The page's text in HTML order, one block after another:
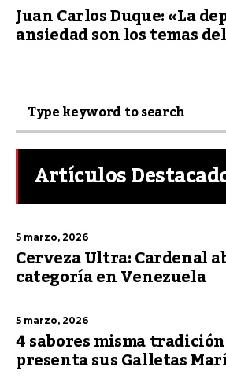
Juan Carlos Duque: «La
ansiedad son los temas
Artículos
5 marzo, 2026
Cerveza Ultra: Cardenal
categoría en Venezuela
5 marzo, 2026
4 sabores misma
presenta sus Galletas